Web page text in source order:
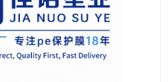
纯黑保护膜
彩钢板保护膜